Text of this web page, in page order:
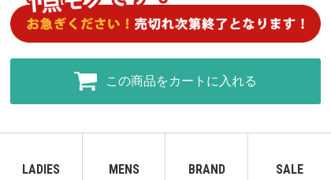
この商品をカートに入れる
LADIES MENS BRAND SALE